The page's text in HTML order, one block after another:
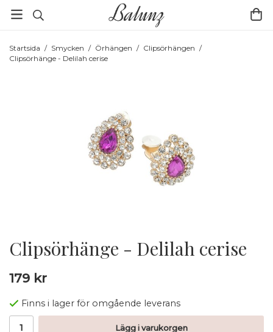
Startsida / Smycken / Örhängen / Clipsörhängen /
Clipsörhänge - Delilah cerise
Clipsörhänge - Delilah cerise
179 kr
Finns i lager för omgående leverans
Lägg i varukorgen